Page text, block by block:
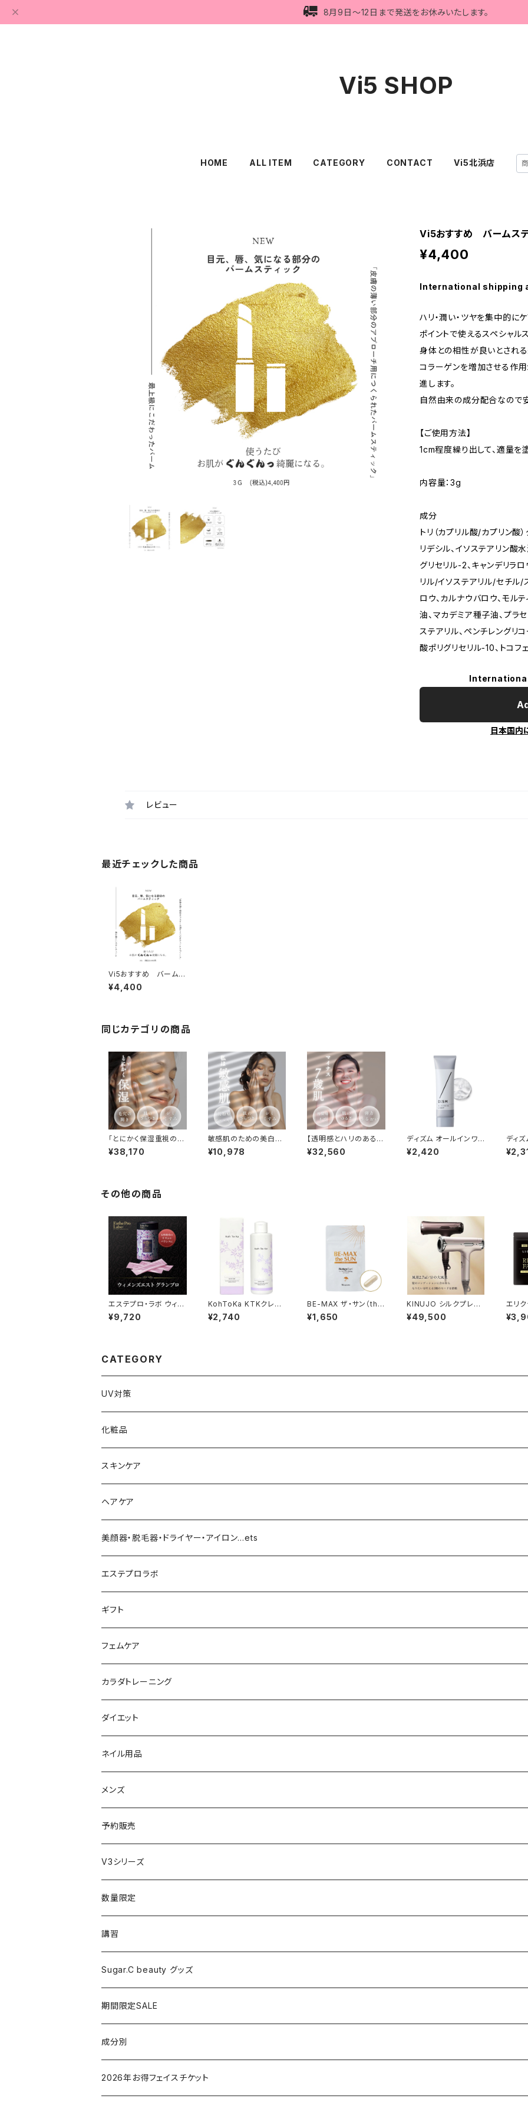
8月9日〜12日まで発送をお休みいたします。
Vi5 SHOP
HOME ALL ITEM CATEGORY CONTACT Vi5北浜店
Vi5おすすめ バームステ
¥4,400
International shipping
ハリ・潤い・ツヤを集中的にケ
ポイントで使えるスペシャルス
身体との相性が良いとされる
コラーゲンを増加させる作
進します。
自然由来の成分配合なので
【ご使用方法】
1cm程度繰り出して、適量を
内容量：3g
成分
トリ（カプリル酸/カプリン酸
リデシル、イソステアリン酸
グリセリル-2、キャンデリラ
リル/イソステアリル/セチル/
ロウ、カルナウバロウ、モル
油、マカデミア種子油、プラ
ステアリル、ペンチレングリ
酸ポリグリセリル-10、トコフ
日本国内
レビュー
最近チェックした商品
Vi5おすすめ バームス
ティック
¥4,400
同じカテゴリの商品
「とにかく保湿重視の方
におすすめ！」 LABO
+「積極的エイジングケ
¥38,170
敏感肌のための美白・
保湿バランスケア４点セ
ット
¥10,978
【透明感とハリのある肌
へ】セルケア GFプレミ
アム 5点スキンケアセッ
¥32,560
ディズム オールインワン
ジェル ライト （さっぱり
タイプ） 90g
¥2,420
ディ
ジェ
その他の商品
エステプロ・ラボ ウィメ
ンズエストグランプロ 6
g×30包
¥9,720
KohToKa KTKクレン
ジングローション
¥2,740
BE-MAX ザ・サン（the
SUN）トライアル 10カ
プセル
¥1,650
KINUJO シルクプレミ
アムドライヤー（1250
W）
¥49,500
エリ
ェイ
CATEGORY
UV対策
化粧品
化粧下地
ファンデーション／パウダー
クッションファンデーション
リキッドファンデ
マスカラ／眉毛／アイシャドー
リップ／チーク
アイライナー
日焼け止め
スキンケア
導入化粧水／化粧水
美容液／アイクリーム
クリーム・乳液
クレンジング／洗顔
パック
ボディ＆ハンドクリーム
セット販売
ヘアケア
ヘアシャンプー／トリートメント
つるりんちょ
ヘアケア
スタイリング剤
育毛
コーム
美顔器・脱毛器・ドライヤー・アイロン…ets
MY TREX（マイトレックス）
KINUJO （絹女）
ヤーマン
ダイソン
リュミエリーナ
エレクトロン
ラディアント
コテ／アイロン
美顔器／スチーマー
シャワーヘッド
マッサージ
ドライヤー
脱毛器
クレイツ
エステプロラボ
ファスティング
サプリ・ハーブティー
ギフト
【ギフトチケット】お店で使える
母の日ギフト
【ギフトチケット】オンラインサイトで使える
ギフトセット
フェムケア
洗う（フェミニンウォッシュ）
保湿（オイル・ミルク）
生理・ニオイ・ムレ ケア
インナーケア（乳酸菌・腸内環境サポート・更年期ケア）
カラダトレーニング
リラックスアイテム
ダイエット
サプリ
ドリンク
プロテイン
セット
グッズ
ネイル用品
メンズ
予約販売
V3シリーズ
数量限定
講習
Sugar.C beauty グッズ
期間限定SALE
成分別
ヒアルロン酸
2026年お得フェイスチケット